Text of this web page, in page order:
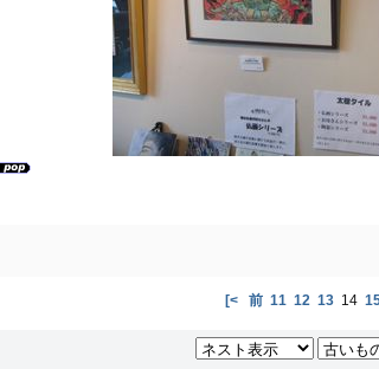
[< 前 11 12 13 14